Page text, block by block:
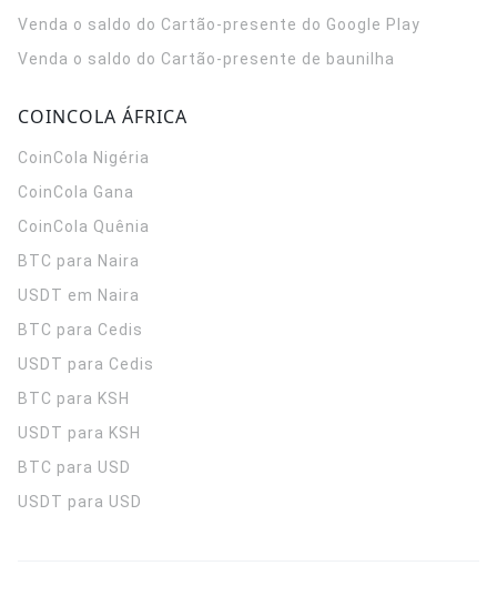
Venda o saldo do Cartão-presente do Google Play
Venda o saldo do Cartão-presente de baunilha
COINCOLA ÁFRICA
CoinCola Nigéria
CoinCola Gana
CoinCola Quênia
BTC para Naira
USDT em Naira
BTC para Cedis
USDT para Cedis
BTC para KSH
USDT para KSH
BTC para USD
USDT para USD